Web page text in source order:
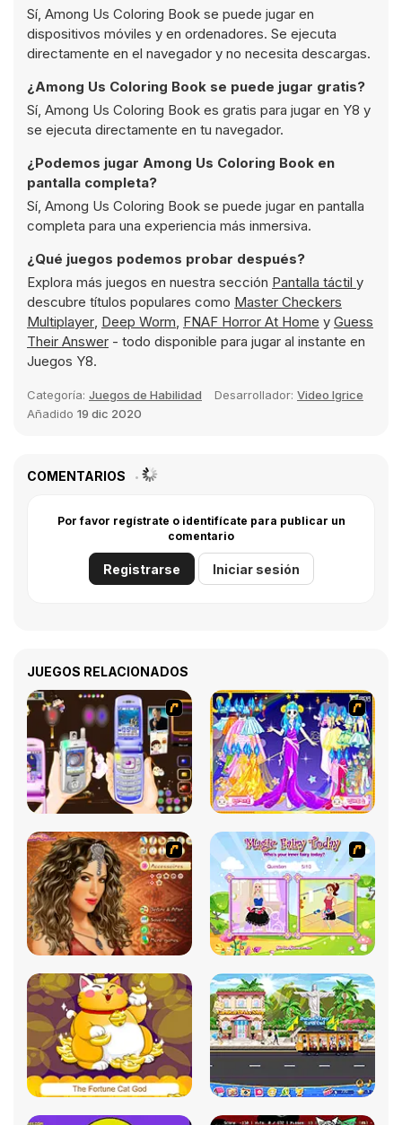
Sí, Among Us Coloring Book se puede jugar en
dispositivos móviles y en ordenadores. Se ejecuta
directamente en el navegador y no necesita descargas.
¿Among Us Coloring Book se puede jugar gratis?
Sí, Among Us Coloring Book es gratis para jugar en Y8 y
se ejecuta directamente en tu navegador.
¿Podemos jugar Among Us Coloring Book en
pantalla completa?
Sí, Among Us Coloring Book se puede jugar en pantalla
completa para una experiencia más inmersiva.
¿Qué juegos podemos probar después?
Explora más juegos en nuestra sección Pantalla táctil y
descubre títulos populares como Master Checkers
Multiplayer, Deep Worm, FNAF Horror At Home y Guess
Their Answer - todo disponible para jugar al instante en
Juegos Y8.
Categoría: Juegos de Habilidad Desarrollador: Video Igrice
Añadido 19 dic 2020
COMENTARIOS
Por favor regístrate o identifícate para publicar un
comentario
Registrarse Iniciar sesión
JUEGOS RELACIONADOS